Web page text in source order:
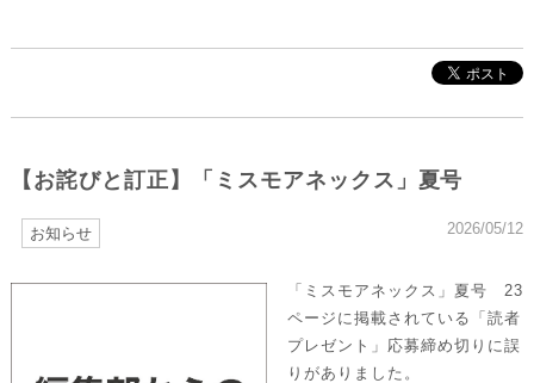
【お詫びと訂正】「ミスモアネックス」夏号
2026/05/12
お知らせ
「ミスモアネックス」夏号 23
ページに掲載されている「読者
プレゼント」応募締め切りに誤
りがありました。